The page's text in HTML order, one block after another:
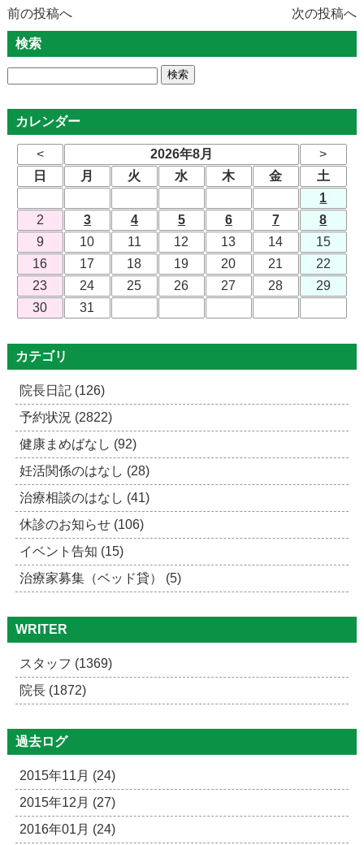
前の投稿へ 次の投稿へ
検索
カレンダー
< 2026年8月
>
日
月 火 水 木 金
土
1
2
3 4 5 6 7
8
9
10 11 12 13 14
15
16
17 18 19 20 21
22
23
24 25 26 27 28
29
30
31
カテゴリ
院長日記 (126)
予約状況 (2822)
健康まめばなし (92)
妊活関係のはなし (28)
治療相談のはなし (41)
休診のお知らせ (106)
イベント告知 (15)
治療家募集（ベッド貸） (5)
WRITER
スタッフ (1369)
院長 (1872)
過去ログ
2015年11月 (24)
2015年12月 (27)
2016年01月 (24)